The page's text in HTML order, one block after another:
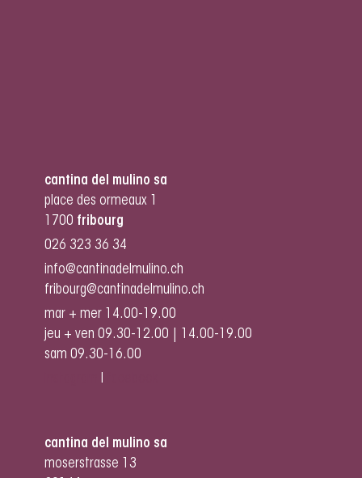
cantina del mulino sa
place des ormeaux 1
1700 fribourg
026 323 36 34
info@cantinadelmulino.ch
fribourg@cantinadelmulino.ch
mar + mer 14.00-19.00
jeu + ven 09.30-12.00 | 14.00-19.00
sam 09.30-16.00
cantina del mulino sa
moserstrasse 13